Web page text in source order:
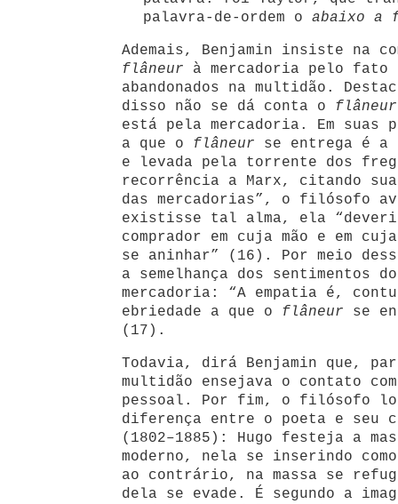
palavra-de-ordem o abaixo a
Ademais, Benjamin insiste na
flâneur à mercadoria pelo fato
abandonados na multidão.
disso não se dá conta o flâneur
está pela mercadoria. Em suas
a que o flâneur se entrega é a
e levada pela torrente dos
recorrência a Marx, citando sua
das mercadorias”, o filósofo
existisse tal alma, ela
comprador em cuja mão e em
se aninhar” (16). Por meio
a semelhança dos sentimentos
mercadoria: “A empatia é,
ebriedade a que o flâneur se
(17).
Todavia, dirá Benjamin que,
multidão ensejava o contato
pessoal. Por fim, o filósofo
diferença entre o poeta e seu
(1802–1885): Hugo festeja a
moderno, nela se inserindo
ao contrário, na massa se
dela se evade. É segundo a